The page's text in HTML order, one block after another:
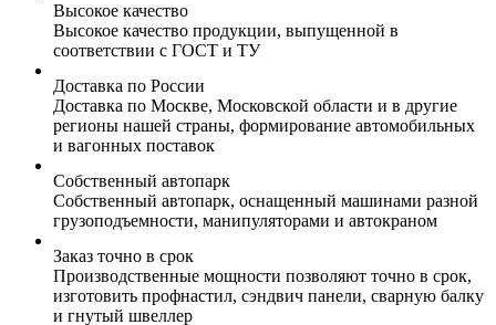
Высокое качество
Высокое качество продукции, выпущенной в
соответствии с ГОСТ и ТУ
Доставка по России
Доставка по Москве, Московской области и в другие
регионы нашей страны, формирование автомобильных
и вагонных поставок
Собственный автопарк
Собственный автопарк, оснащенный машинами разной
грузоподъемности, манипуляторами и автокраном
Заказ точно в срок
Производственные мощности позволяют точно в срок,
изготовить профнастил, сэндвич панели, сварную балку
и гнутый швеллер